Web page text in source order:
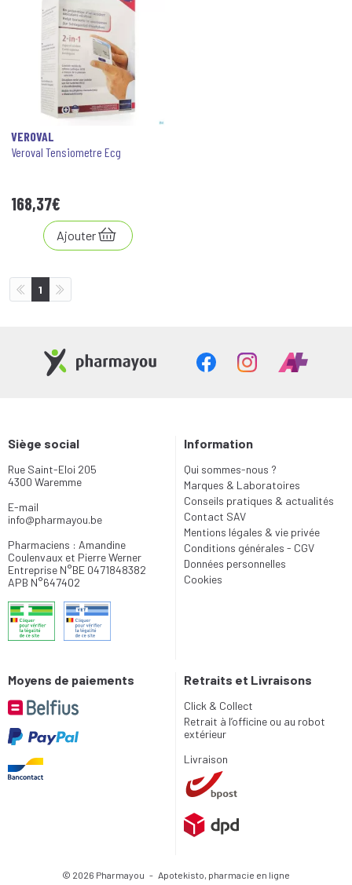
VEROVAL
Veroval Tensiometre Ecg
168,37€
Ajouter
1
Siège social
Rue Saint-Eloi 205
4300 Waremme
E-mail
info@pharmayou.be
Pharmaciens : Amandine
Coulenvaux et Pierre Werner
Entreprise N°BE 0471848382
APB N°647402
Information
Qui sommes-nous ?
Marques & Laboratoires
Conseils pratiques & actualités
Contact SAV
Mentions légales & vie privée
Conditions générales - CGV
Données personnelles
Cookies
Moyens de paiements Retraits et Livraisons
Click & Collect
Retrait à l’officine ou au robot
extérieur
Livraison
© 2026 Pharmayou - Apotekisto, pharmacie en ligne